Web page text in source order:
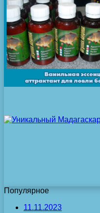
Популярное
11.11.2023